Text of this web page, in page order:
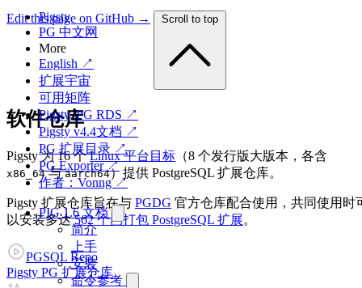
Pigsty
PG 中文网
More
English ↗
扩展宇宙
可用矩阵
Pigsty, PG RDS ↗
Pigsty v4.4文档 ↗
PG 扩展目录 ↗
PG Exporter ↗
作者：Vonng ↗
PIG 1.6 文档
简介
上手
安装
命令参考
Edit this page on GitHub → Scroll to top
软件仓库
Pigsty 为 16 个Linux 平台目标 （8 个发行版大版本，各含
x86_64与aarch64）提供 PostgreSQL 扩展仓库。
Pigsty 扩展仓库旨在与 PGDG 官方仓库配合使用，共同使用时
以安装多达562 个已打包 PostgreSQL 扩展。
PGSQL Repo
Pigsty PG 扩展仓库